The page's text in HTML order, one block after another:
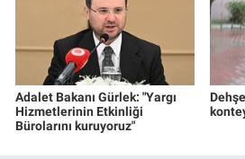
Adalet Bakanı Gürlek: "Yargı
Hizmetlerinin Etkinliği
Bürolarını kuruyoruz"